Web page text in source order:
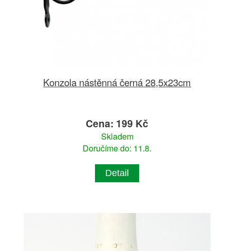
Konzola nástěnná černá 28,5x23cm
Cena: 199 Kč
Skladem
Doručíme do: 11.8.
Detail